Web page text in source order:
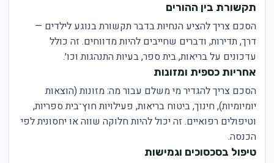
תקשורת בין ההורים
הסכם צריך להציע הנחיות בדבר תקשורת בנוגע לילדים —
דרך, תדירות, ודברים שחייבים להיות מדווחים. זה כולל
עדכונים על בריאות, בית ספר, בעיות התנהגות וכו׳.
אחריות כספית ומזונות
הסכם צריך להגדיר מי משלם עבור מה: מזונות (הוצאות
יומיומיות), חינוך, ביטוח בריאות, פעילויות חוץ־בית ספריות,
וטיפולים רפואיים. זה יכול להיות חלוקה שווה או יחסונית לפי
הכנסה.
טיפול בסכסוכים וגמישות